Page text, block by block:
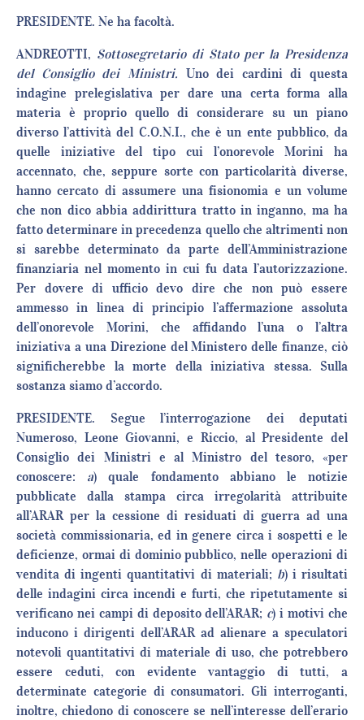
PRESIDENTE. Ne ha facoltà.
ANDREOTTI, Sottosegretario di Stato per la Presidenza
del Consiglio dei Ministri. Uno dei cardini di questa
indagine prelegislativa per dare una certa forma alla
materia è proprio quello di considerare su un piano
diverso l’attività del C.O.N.I., che è un ente pubblico, da
quelle iniziative del tipo cui l’onorevole Morini ha
accennato, che, seppure sorte con particolarità diverse,
hanno cercato di assumere una fisionomia e un volume
che non dico abbia addirittura tratto in inganno, ma ha
fatto determinare in precedenza quello che altrimenti non
si sarebbe determinato da parte dell’Amministrazione
finanziaria nel momento in cui fu data l’autorizzazione.
Per dovere di ufficio devo dire che non può essere
ammesso in linea di principio l’affermazione assoluta
dell’onorevole Morini, che affidando l’una o l’altra
iniziativa a una Direzione del Ministero delle finanze, ciò
significherebbe la morte della iniziativa stessa. Sulla
sostanza siamo d’accordo.
PRESIDENTE. Segue l’interrogazione dei deputati
Numeroso, Leone Giovanni, e Riccio, al Presidente del
Consiglio dei Ministri e al Ministro del tesoro, «per
conoscere: a) quale fondamento abbiano le notizie
pubblicate dalla stampa circa irregolarità attribuite
all’ARAR per la cessione di residuati di guerra ad una
società commissionaria, ed in genere circa i sospetti e le
deficienze, ormai di dominio pubblico, nelle operazioni di
vendita di ingenti quantitativi di materiali; b) i risultati
delle indagini circa incendi e furti, che ripetutamente si
verificano nei campi di deposito dell’ARAR; c) i motivi che
inducono i dirigenti dell’ARAR ad alienare a speculatori
notevoli quantitativi di materiale di uso, che potrebbero
essere ceduti, con evidente vantaggio di tutti, a
determinate categorie di consumatori. Gli interroganti,
inoltre, chiedono di conoscere se nell’interesse dell’erario